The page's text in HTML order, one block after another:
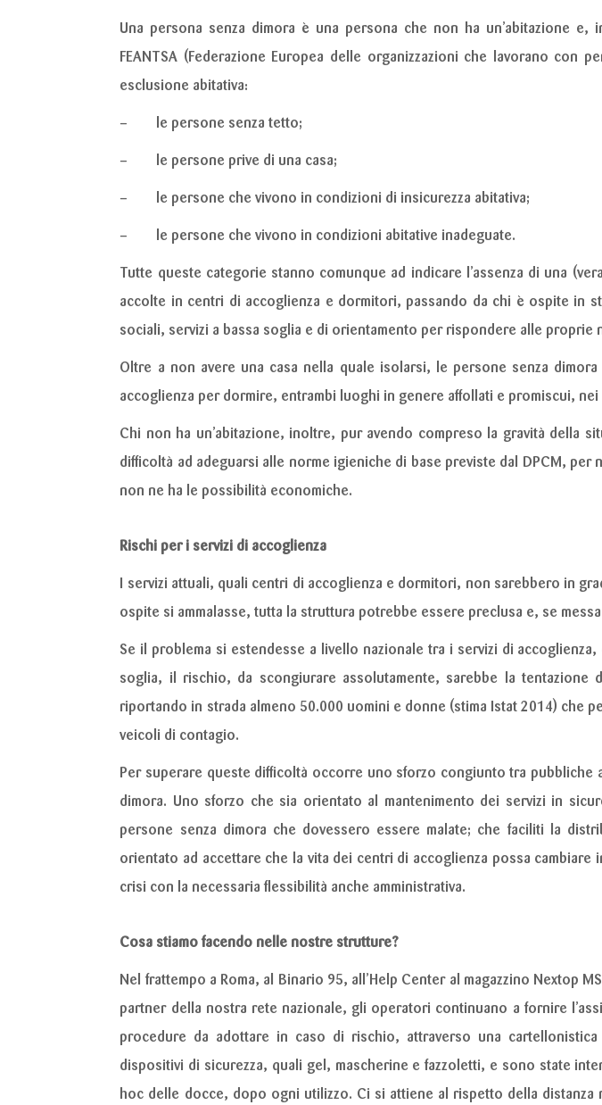
Una persona senza dimora è una persona che non ha un’abitazione
FEANTSA (Federazione Europea delle organizzazioni che lavorano con
esclusione abitativa:
– le persone senza tetto;
– le persone prive di una casa;
– le persone che vivono in condizioni di insicurezza abitativa;
– le persone che vivono in condizioni abitative inadeguate.
Tutte queste categorie stanno comunque ad indicare l’assenza di una
accolte in centri di accoglienza e dormitori, passando da chi è ospite in
sociali, servizi a bassa soglia e di orientamento per rispondere alle proprie
Oltre a non avere una casa nella quale isolarsi, le persone senza
accoglienza per dormire, entrambi luoghi in genere affollati e promiscui,
Chi non ha un’abitazione, inoltre, pur avendo compreso la gravità della
difficoltà ad adeguarsi alle norme igieniche di base previste dal DPCM,
non ne ha le possibilità economiche.
Rischi per i servizi di accoglienza
I servizi attuali, quali centri di accoglienza e dormitori, non sarebbero in
ospite si ammalasse, tutta la struttura potrebbe essere preclusa e, se
Se il problema si estendesse a livello nazionale tra i servizi di
soglia, il rischio, da scongiurare assolutamente, sarebbe la
riportando in strada almeno 50.000 uomini e donne (stima Istat 2014)
veicoli di contagio.
Per superare queste difficoltà occorre uno sforzo congiunto tra
dimora. Uno sforzo che sia orientato al mantenimento dei servizi in
persone senza dimora che dovessero essere malate; che faciliti la
orientato ad accettare che la vita dei centri di accoglienza possa
crisi con la necessaria flessibilità anche amministrativa.
Cosa stiamo facendo nelle nostre strutture?
Nel frattempo a Roma, al Binario 95, all’Help Center al magazzino Nextop
partner della nostra rete nazionale, gli operatori continuano a fornire
procedure da adottare in caso di rischio, attraverso una
dispositivi di sicurezza, quali gel, mascherine e fazzoletti, e sono state
hoc delle docce, dopo ogni utilizzo. Ci si attiene al rispetto della distanza